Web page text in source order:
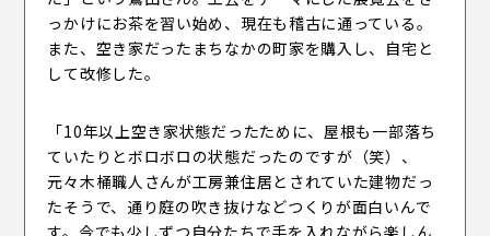
っかけにお茶を習い始め、現在も稽古に通っている。
また、空き家だったまちなかの町家を購入し、自宅と
して改修した。
「10年以上空き家状態だったために、屋根も一部落ち
ていたりとボロボロの状態だったのですが（笑）、
元々木桶職人さんが工房兼住居とされていた建物だっ
たそうで、通り庭の吹き抜けなどつくりが面白いんで